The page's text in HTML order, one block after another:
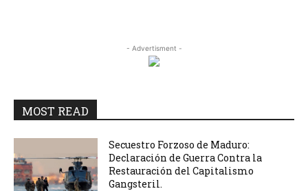
- Advertisment -
MOST READ
Secuestro Forzoso de Maduro:
Declaración de Guerra Contra la
Restauración del Capitalismo
Gangsteril.